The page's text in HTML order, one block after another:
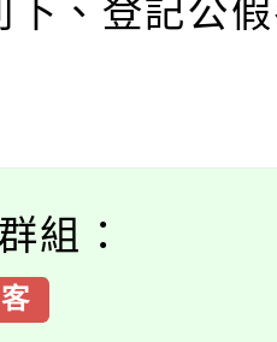
下、登記公
組：